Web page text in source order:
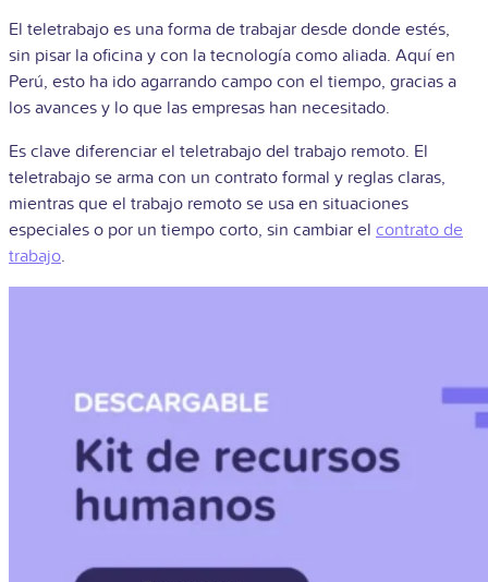
El teletrabajo es una forma de trabajar desde donde estés,
sin pisar la oficina y con la tecnología como aliada. Aquí en
Perú, esto ha ido agarrando campo con el tiempo, gracias a
los avances y lo que las empresas han necesitado.
Es clave diferenciar el teletrabajo del trabajo remoto. El
teletrabajo se arma con un contrato formal y reglas claras,
mientras que el trabajo remoto se usa en situaciones
especiales o por un tiempo corto, sin cambiar el contrato de
trabajo.